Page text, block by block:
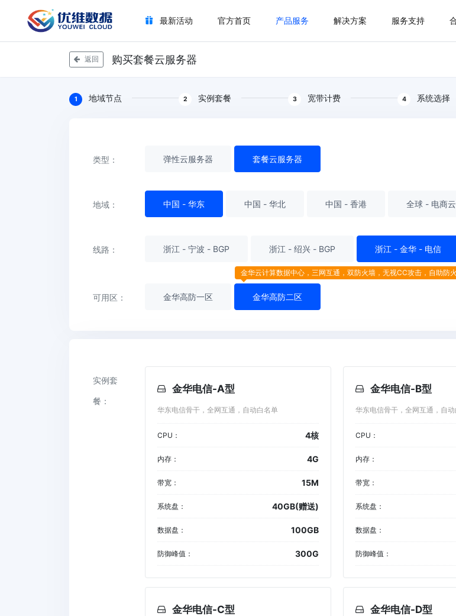
最新活动 官方首页 产品服务 解决方案 服务支持
返回 购买套餐云服务器
1 地域节点 2 实例套餐 3 宽带计费 4 系统选择
类型： 弹性云服务器 套餐云服务器
地域： 中国 - 华东 中国 - 华北 中国 - 香港 全球 - 电商云
线路： 浙江 - 宁波 - BGP 浙江 - 绍兴 - BGP 浙江 - 金华 - 电信
可用区： 金华高防一区 金华高防二区
金华云计算数据中心，三网互通，双防火墙，无视CC攻击，自助防
实例套
餐：
金华电信-A型
华东电信骨干，全网互通，自动白名单
CPU： 4核
内存： 4G
带宽： 15M
系统盘： 40GB(赠送)
数据盘： 100GB
防御峰值： 300G
金华电信-B型
华东电信骨干，全网互通，自
CPU：
内存：
带宽：
系统盘：
数据盘：
防御峰值：
金华电信-C型 金华电信-D型